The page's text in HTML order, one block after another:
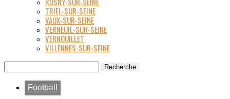
TRIEL-SUR-SEINE
VAUX-SUR-SEINE
VERNEUIL-SUR-SEINE
VERNOUILLET
VILLENNES-SUR-SEINE
Football